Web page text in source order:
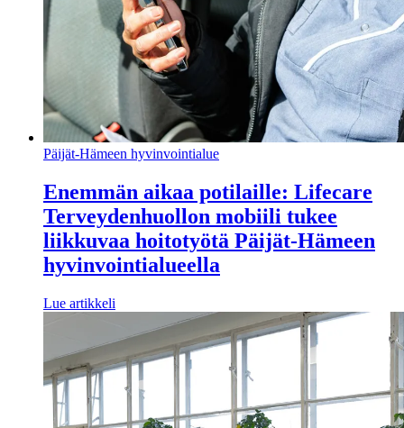
Päijät-Hämeen hyvinvointialue
Enemmän aikaa potilaille: Lifecare
Terveydenhuollon mobiili tukee
liikkuvaa hoitotyötä Päijät-Hämeen
hyvinvointialueella
Lue artikkeli